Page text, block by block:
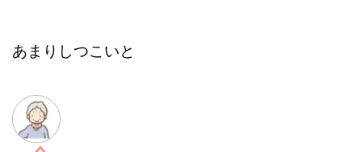
あまりしつこいと